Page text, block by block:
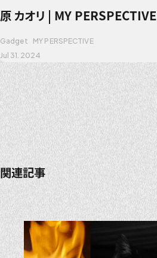
原 カオリ | MY PERSPECTIVE
Gadget
MY PERSPECTIVE
Jul 31. 2024
関連記事